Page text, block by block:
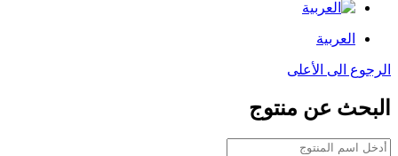
العربية
الرجوع الى الأعلى
البحث عن منتوج